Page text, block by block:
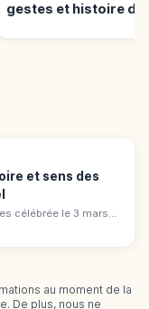
gestes et histoire du
et sens des
célébrée le 3 mars
no sekku),
au moment de la
De plus, nous ne